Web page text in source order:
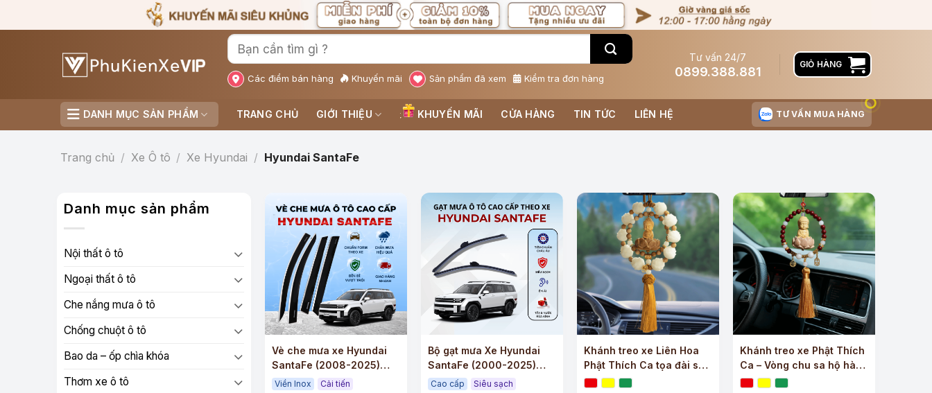
qua
Các điểm bán hàng Khuyến mãi Sản phẩm đã xem Kiểm tra đơn hàng
Tư vấn 24/7
0899.388.881
GIỎ HÀNG
DANH MỤC SẢN PHẨM TRANG CHỦ GIỚI THIỆU KHUYẾN MÃI CỬA HÀNG TIN TỨC LIÊN HỆ TƯ VẤN MUA HÀNG
Trang chủ / Xe Ô tô / Xe Hyundai / Hyundai SantaFe
Danh mục sản phẩm
Nội thất ô tô
Ngoại thất ô tô
Che nắng mưa ô tô
Chống chuột ô tô
Bao da – ốp chìa khóa
Thơm xe ô tô
Vè che mưa xe Hyundai
SantaFe (2008-2025)
ABS cao cấp viền Inox
Viền Inox Cải tiến
Bộ gạt mưa Xe Hyundai
SantaFe (2000-2025)
siêu sạch siêu êm
Cao cấp Siêu sạch
Khánh treo xe Liên Hoa
Phật Thích Ca tọa đài sen
gỗ hoàng dương cao cấp
Khánh treo xe Phật Thích
Ca – Vòng chu sa hộ hành
tâm an